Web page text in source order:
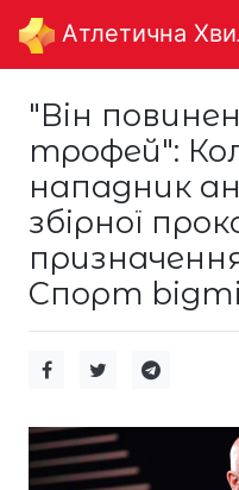
Aтлетична
"Він
трофей":
нападник
збірної
Спорт